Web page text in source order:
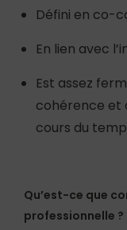
Défini en co-
En lien avec
Est assez
cohérence et
cours du
Qu’est-ce que
professionnelle ?